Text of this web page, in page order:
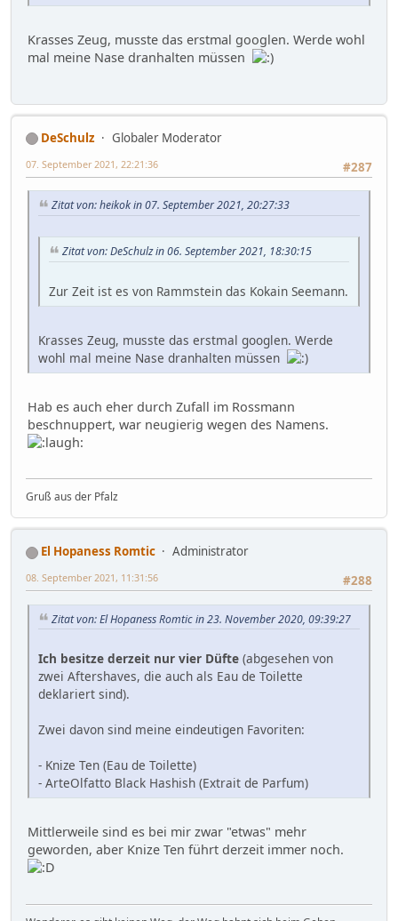
Krasses Zeug, musste das erstmal googlen. Werde wohl
mal meine Nase dranhalten müssen
DeSchulz
Globaler Moderator
#287
07. September 2021, 22:21:36
Zitat von: heikok in 07. September 2021, 20:27:33
Zitat von: DeSchulz in 06. September 2021, 18:30:15
Zur Zeit ist es von Rammstein das Kokain Seemann.
Krasses Zeug, musste das erstmal googlen. Werde
wohl mal meine Nase dranhalten müssen
Hab es auch eher durch Zufall im Rossmann
beschnuppert, war neugierig wegen des Namens.
Gruß aus der Pfalz
El Hopaness Romtic
Administrator
#288
08. September 2021, 11:31:56
Zitat von: El Hopaness Romtic in 23. November 2020, 09:39:27
Ich besitze derzeit nur vier Düfte (abgesehen von
zwei Aftershaves, die auch als Eau de Toilette
deklariert sind).
Zwei davon sind meine eindeutigen Favoriten:
- Knize Ten (Eau de Toilette)
- ArteOlfatto Black Hashish (Extrait de Parfum)
Mittlerweile sind es bei mir zwar "etwas" mehr
geworden, aber Knize Ten führt derzeit immer noch.